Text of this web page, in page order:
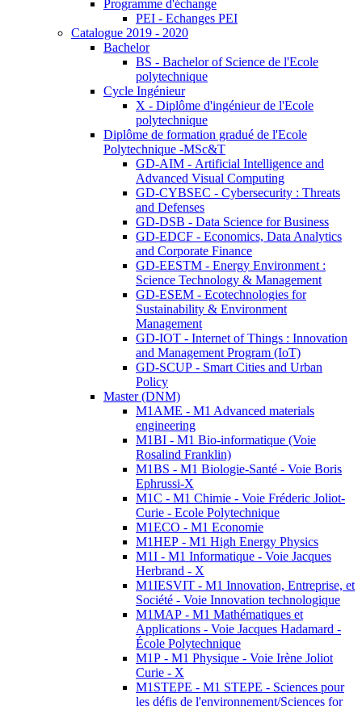
Programme d'échange
PEI - Echanges PEI
Catalogue 2019 - 2020
Bachelor
BS - Bachelor of Science de l'Ecole
polytechnique
Cycle Ingénieur
X - Diplôme d'ingénieur de l'Ecole
polytechnique
Diplôme de formation gradué de l'Ecole
Polytechnique -MSc&T
GD-AIM - Artificial Intelligence and
Advanced Visual Computing
GD-CYBSEC - Cybersecurity : Threats
and Defenses
GD-DSB - Data Science for Business
GD-EDCF - Economics, Data Analytics
and Corporate Finance
GD-EESTM - Energy Environment :
Science Technology & Management
GD-ESEM - Ecotechnologies for
Sustainability & Environment
Management
GD-IOT - Internet of Things : Innovation
and Management Program (IoT)
GD-SCUP - Smart Cities and Urban
Policy
Master (DNM)
M1AME - M1 Advanced materials
engineering
M1BI - M1 Bio-informatique (Voie
Rosalind Franklin)
M1BS - M1 Biologie-Santé - Voie Boris
Ephrussi-X
M1C - M1 Chimie - Voie Fréderic Joliot-
Curie - Ecole Polytechnique
M1ECO - M1 Economie
M1HEP - M1 High Energy Physics
M1I - M1 Informatique - Voie Jacques
Herbrand - X
M1IESVIT - M1 Innovation, Entreprise, et
Société - Voie Innovation technologique
M1MAP - M1 Mathématiques et
Applications - Voie Jacques Hadamard -
École Polytechnique
M1P - M1 Physique - Voie Irène Joliot
Curie - X
M1STEPE - M1 STEPE - Sciences pour
les défis de l'environnement/Sciences for